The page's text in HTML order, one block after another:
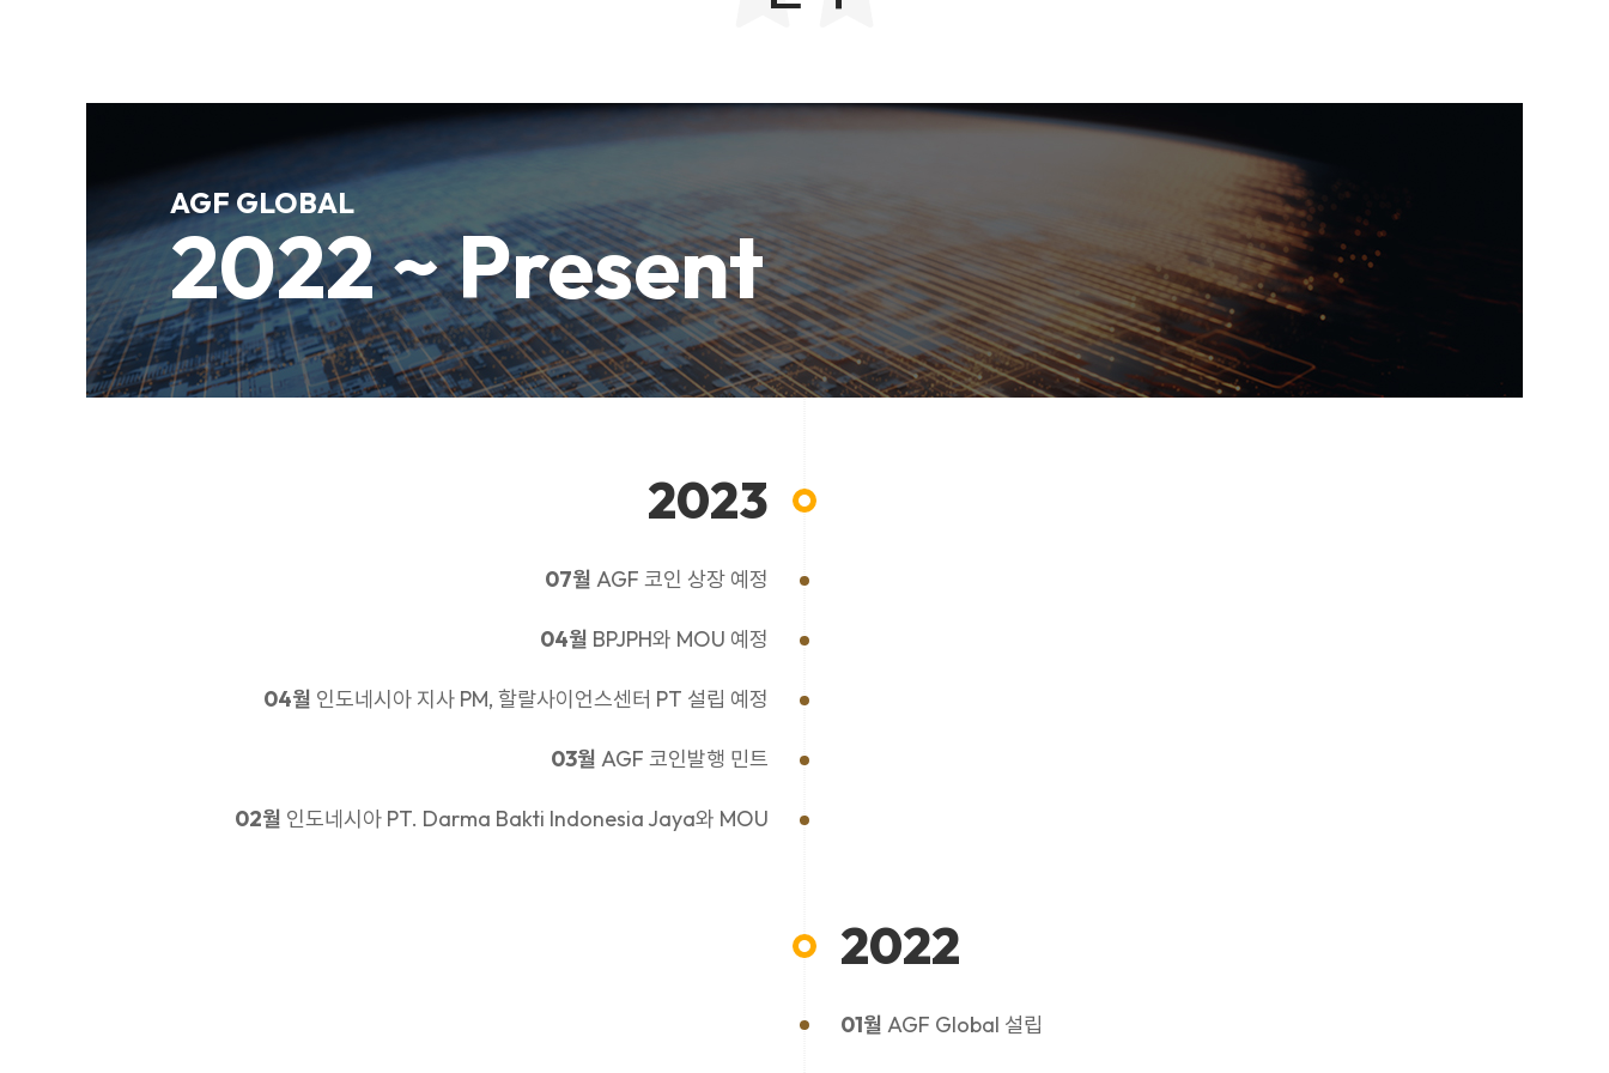
AGF GLOBAL
2022 ~ Present
2023
07월 AGF 코인 상장 예정
04월 BPJPH와 MOU 예정
04월 인도네시아 지사 PM, 할랄사이언스센터 PT 설립 예정
03월 AGF 코인발행 민트
02월 인도네시아 PT. Darma Bakti Indonesia Jaya와 MOU
2022
01월 AGF Global 설립